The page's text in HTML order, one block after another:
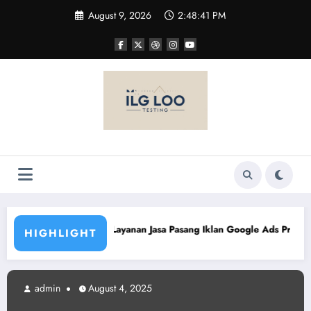
August 9, 2026 2:48:42 PM
HIGHLIGHT
Pasang Iklan Google Ads Profesional Printing Kain
August 4, 2025